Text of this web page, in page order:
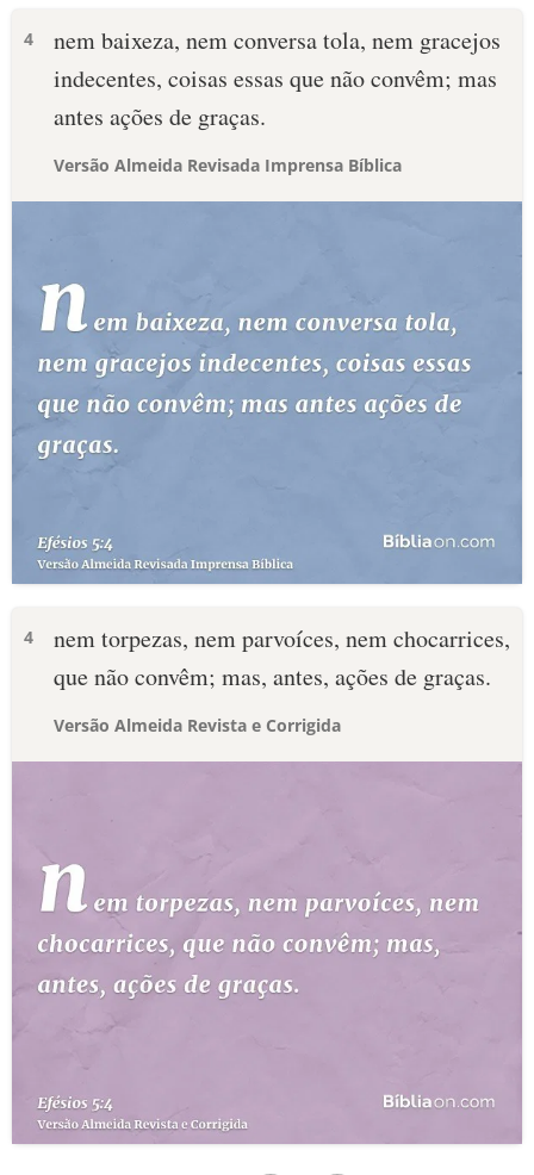
4
nem baixeza, nem conversa tola, nem gracejos
indecentes, coisas essas que não convêm; mas
antes ações de graças.
Versão Almeida Revisada Imprensa Bíblica
4
nem torpezas, nem parvoíces, nem chocarrices,
que não convêm; mas, antes, ações de graças.
Versão Almeida Revista e Corrigida